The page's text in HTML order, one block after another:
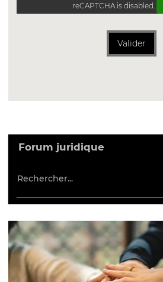
reCAPTCHA is disabled.
Valider
Forum juridique